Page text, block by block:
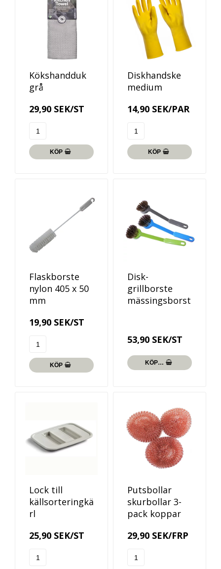
Kökshandduk
grå
29,90 SEK/ST
KÖP
Diskhandske
medium
14,90 SEK/PAR
KÖP
Flaskborste
nylon 405 x 50
mm
19,90 SEK/ST
KÖP
Disk-
grillborste
mässingsborst
53,90 SEK/ST
KÖP…
Lock till
källsorteringkä
rl
25,90 SEK/ST
Putsbollar
skurbollar 3-
pack koppar
29,90 SEK/FRP